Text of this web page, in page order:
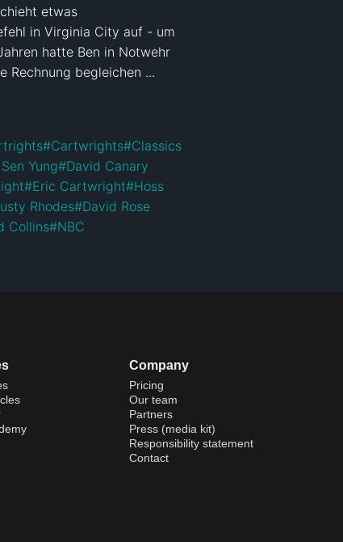
etwas
in Virginia City auf - um
hatte Ben in Notwehr
Rechnung begleichen ...
#Cartwrights#Classics
Yung#David Canary
#Eric Cartwright#Hoss
Rhodes#David Rose
Collins#NBC
Company
Pricing
Our team
Partners
Press (media kit)
Responsibility statement
Contact